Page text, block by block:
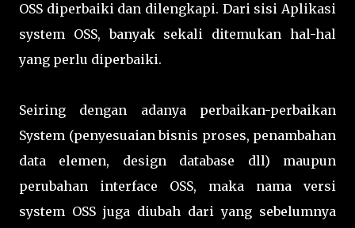
OSS diperbaiki dan dilengkapi. Dari sisi Aplikasi
system OSS, banyak sekali ditemukan hal-hal
yang perlu diperbaiki.
Seiring dengan adanya perbaikan-perbaikan
System (penyesuaian bisnis proses, penambahan
data elemen, design database dll) maupun
perubahan interface OSS, maka nama versi
system OSS juga diubah dari yang sebelumnya